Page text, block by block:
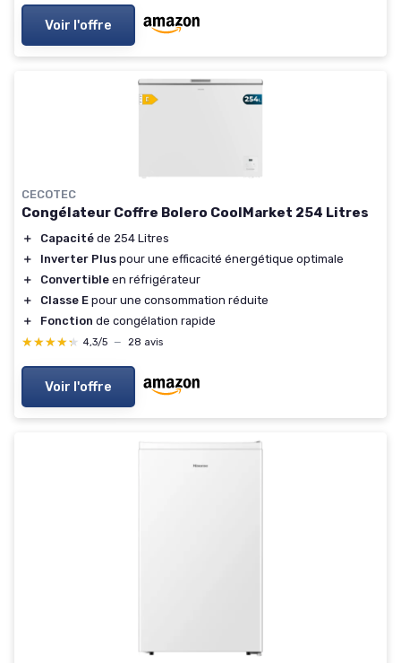
Voir l'offre
CECOTEC
Congélateur Coffre Bolero CoolMarket 254 Litres
＋ Capacité de 254 Litres
＋
Inverter Plus pour une efficacité énergétique optimale
＋
Convertible en réfrigérateur
＋
Classe E pour une consommation réduite
＋
Fonction de congélation rapide
★★★★★
★★★★★ 4,3/5 — 28 avis
Voir l'offre